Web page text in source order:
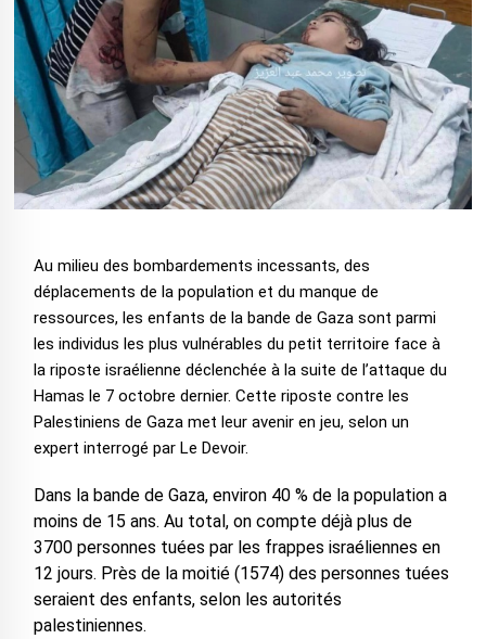
Au milieu des bombardements incessants, des
déplacements de la population et du manque de
ressources, les enfants de la bande de Gaza sont parmi
les individus les plus vulnérables du petit territoire face à
la riposte israélienne déclenchée à la suite de l’attaque du
Hamas le 7 octobre dernier. Cette riposte contre les
Palestiniens de Gaza met leur avenir en jeu, selon un
expert interrogé par Le Devoir.
Dans la bande de Gaza, environ 40 % de la population a
moins de 15 ans. Au total, on compte déjà plus de
3700 personnes tuées par les frappes israéliennes en
12 jours. Près de la moitié (1574) des personnes tuées
seraient des enfants, selon les autorités
palestiniennes.